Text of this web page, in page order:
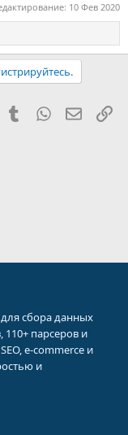
10 Фев 2020
Tumblr WhatsApp
сбора данных
парсеров и
e-commerce и
и